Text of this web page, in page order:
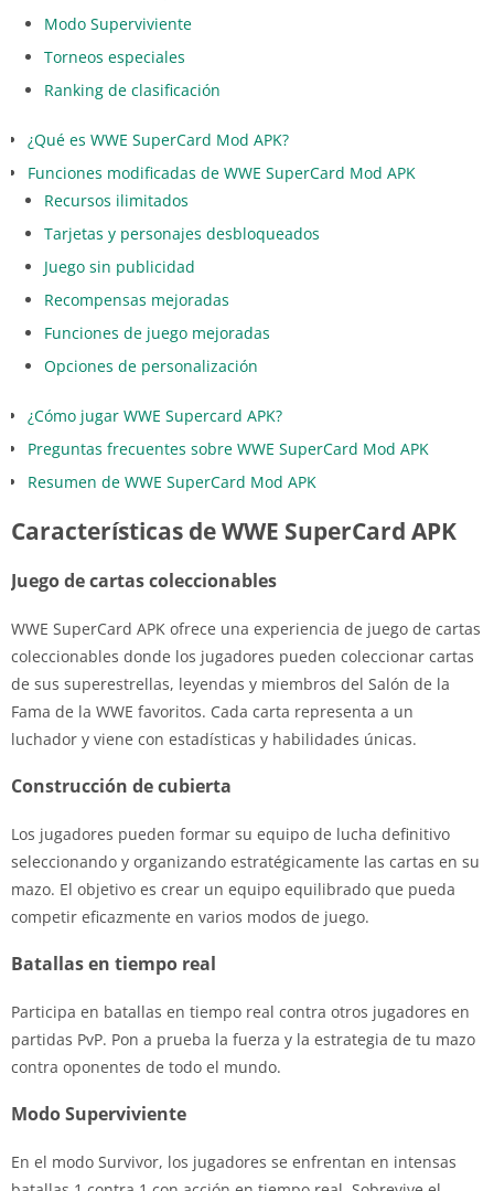
Modo Superviviente
Torneos especiales
Ranking de clasificación
¿Qué es WWE SuperCard Mod APK?
Funciones modificadas de WWE SuperCard Mod APK
Recursos ilimitados
Tarjetas y personajes desbloqueados
Juego sin publicidad
Recompensas mejoradas
Funciones de juego mejoradas
Opciones de personalización
¿Cómo jugar WWE Supercard APK?
Preguntas frecuentes sobre WWE SuperCard Mod APK
Resumen de WWE SuperCard Mod APK
Características de WWE SuperCard APK
Juego de cartas coleccionables
WWE SuperCard APK ofrece una experiencia de juego de cartas
coleccionables donde los jugadores pueden coleccionar cartas
de sus superestrellas, leyendas y miembros del Salón de la
Fama de la WWE favoritos. Cada carta representa a un
luchador y viene con estadísticas y habilidades únicas.
Construcción de cubierta
Los jugadores pueden formar su equipo de lucha definitivo
seleccionando y organizando estratégicamente las cartas en su
mazo. El objetivo es crear un equipo equilibrado que pueda
competir eficazmente en varios modos de juego.
Batallas en tiempo real
Participa en batallas en tiempo real contra otros jugadores en
partidas PvP. Pon a prueba la fuerza y la estrategia de tu mazo
contra oponentes de todo el mundo.
Modo Superviviente
En el modo Survivor, los jugadores se enfrentan en intensas